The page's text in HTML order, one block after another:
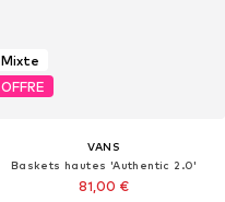
Mixte
OFFRE
VANS
Baskets hautes 'Authentic 2.0'
81,00 €